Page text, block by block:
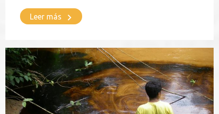
Leer más keyboard_arrow_right